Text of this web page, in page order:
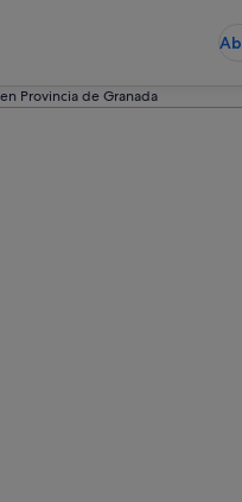
Provincia de Granada